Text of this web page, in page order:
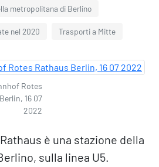
metropolitana di Berlino
nel 2020 Trasporti a Mitte
Rotes
16 07
2022
è una stazione della
sulla linea U5.